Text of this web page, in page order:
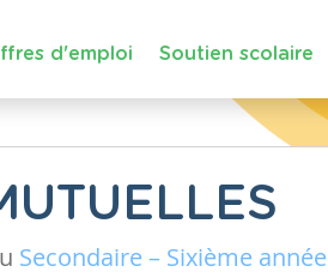
d'emploi Soutien scolaire
Secondaire – Sixième année